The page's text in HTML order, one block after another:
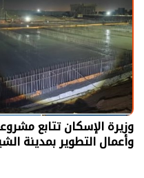
وزيرة الإسكان تتابع
وأعمال التطوير بمدينة